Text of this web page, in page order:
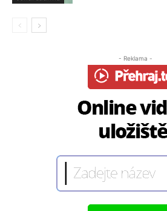
- Reklama -